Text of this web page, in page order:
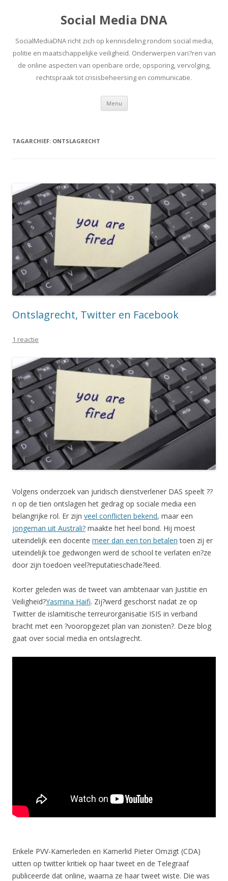
Social Media DNA
SocialMediaDNA richt zich op kennisdeling rondom social media,
politie en maatschappelijke veiligheid. Onderwerpen vari?ren van
de online aspecten van openbare orde, opsporing, vervolging,
rechtspraak tot crisisbeheersing en communicatie.
Menu Spring
inhoud
TAGARCHIEF: ONTSLAGRECHT
Ontslagrecht, Twitter en Facebook
1 reactie
Volgens onderzoek van juridisch dienstverlener DAS speelt ??
n op de tien ontslagen het gedrag op sociale media een
belangrijke rol. Er zijn veel conflicten bekend, maar een
jongeman uit Australi? maakte het heel bond. Hij moest
uiteindelijk een docente meer dan een ton betalen toen zij er
uiteindelijk toe gedwongen werd de school te verlaten en?ze
door zijn toedoen veel?reputatieschade?leed.
Korter geleden was de tweet van ambtenaar van Justitie en
Veiligheid?Yasmina Haifi. Zij?werd geschorst nadat ze op
Twitter de islamitische terreurorganisatie ISIS in verband
bracht met een ?vooropgezet plan van zionisten?. Deze blog
gaat over social media en ontslagrecht.
Enkele PVV-Kamerleden en Kamerlid Pieter Omzigt (CDA)
uitten op twitter kritiek op haar tweet en de Telegraaf
publiceerde dat online, waarna ze haar tweet wiste. Die was